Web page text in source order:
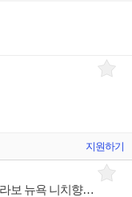
지원하기
[LE LABO NEW YORK] [ 성수점, 가로수길 ] 르라보 뉴욕 니치향수 상품/진열/지원 판매전문직원